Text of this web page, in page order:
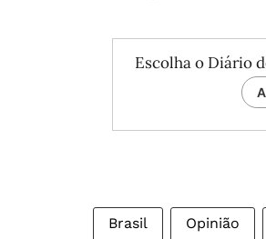
Escolha o Diário
Brasil Opinião